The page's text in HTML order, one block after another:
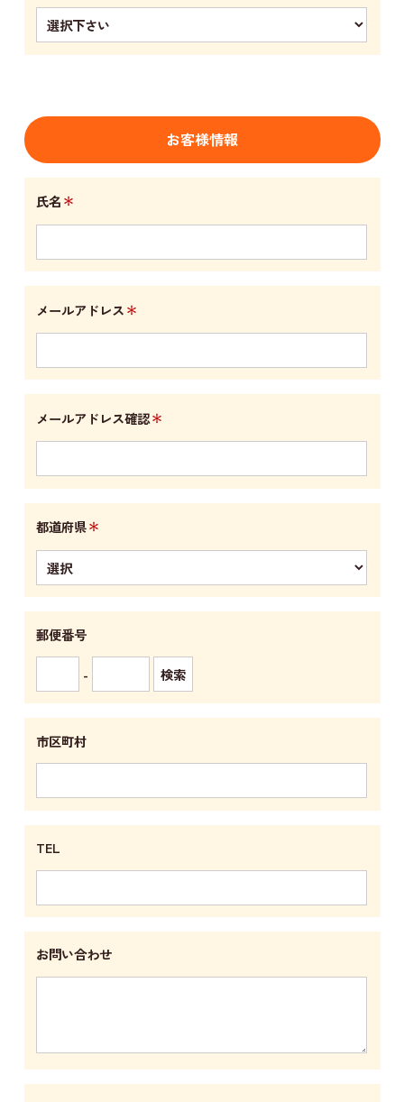
お客様情報
氏名＊
メールアドレス＊
メールアドレス確認＊
都道府県＊
郵便番号
-
市区町村
TEL
お問い合わせ